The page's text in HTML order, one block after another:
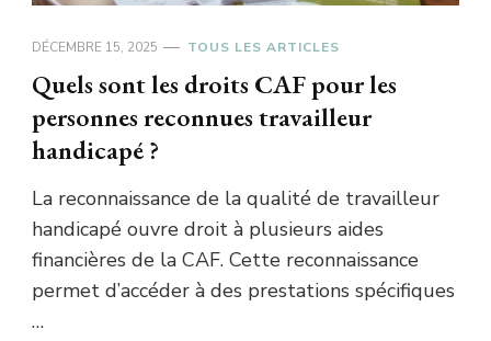
DÉCEMBRE 15, 2025 TOUS LES ARTICLES
Quels sont les droits CAF pour les
personnes reconnues travailleur
handicapé ?
La reconnaissance de la qualité de travailleur
handicapé ouvre droit à plusieurs aides
financières de la CAF. Cette reconnaissance
permet d’accéder à des prestations spécifiques
…